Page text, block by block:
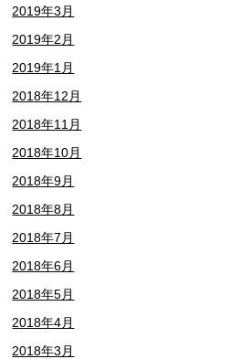
2019年3月
2019年2月
2019年1月
2018年12月
2018年11月
2018年10月
2018年9月
2018年8月
2018年7月
2018年6月
2018年5月
2018年4月
2018年3月